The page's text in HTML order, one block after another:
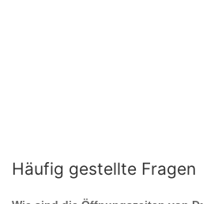
Häufig gestellte Fragen